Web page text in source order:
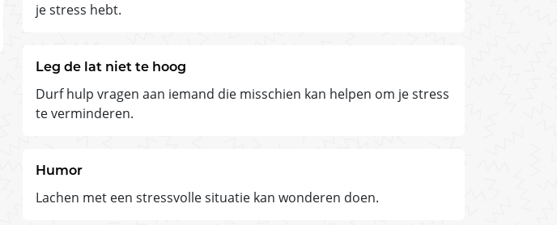
je stress hebt.
Leg de lat niet te hoog
Durf hulp vragen aan iemand die misschien kan helpen om je stress
te verminderen.
Humor
Lachen met een stressvolle situatie kan wonderen doen.